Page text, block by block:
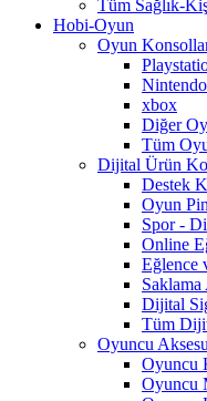
Tüm Sağlık-
Hobi-Oyun
Oyun
Nintendo
xbox
Diğer
Tüm
Dijital Ürün
Destek
Oyun
Spor -
Online
Eğlence
Saklama
Dijital
Tüm
Oyuncu
Oyuncu
Oyuncu